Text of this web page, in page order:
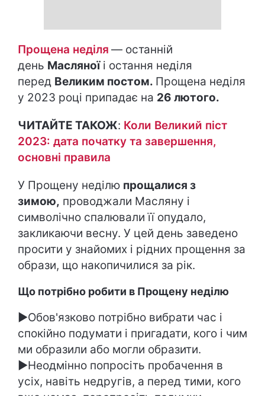
Прощена неділя — останній
день Масляноїі остання неділя
перед Великим постом. Прощена неділя
у 2023 році припадає на 26 лютого.
ЧИТАЙТЕ ТАКОЖ: Коли Великий піст
2023: дата початку та завершення,
основні правила
У Прощену неділю прощалися з
зимою, проводжали Масляну і
символічно спалювали її опудало,
закликаючи весну. У цей день заведено
просити у знайомих і рідних прощення за
образи, що накопичилися за рік.
Що потрібно робити в Прощену неділю
►Обов'язково потрібно вибрати час і
спокійно подумати і пригадати, кого і чим
ми образили або могли образити.
►Неодмінно попросіть пробачення в
усіх, навіть недругів, а перед тими, кого